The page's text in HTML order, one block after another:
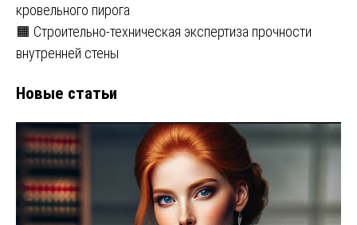
кровельного пирога
🟧 Строительно-техническая экспертиза прочности
внутренней стены
Новые статьи